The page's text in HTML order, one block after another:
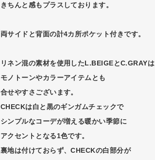
きちんと感もプラスしております。
両サイドと背面の計4カ所ポケット付きです。
リネン混の素材を使用したL.BEIGEとC.GRAYは
モノトーンやカラーアイテムとも
合せやすさございます。
CHECKは白と黒のギンガムチェックで
シンプルなコーデが増える暖かい季節に
アクセントとなる1色です。
裏地は付けておらず、CHECKの白部分が